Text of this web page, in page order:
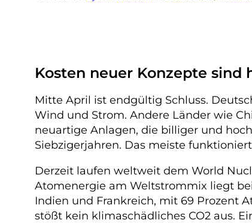
Kosten neuer Konzepte
Mitte April ist endgültig Schluss.
Wind und Strom. Andere Länder wie
neuartige Anlagen, die billiger und
Siebzigerjahren. Das meiste
Derzeit laufen weltweit dem World
Atomenergie am Weltstrommix liegt
Indien und Frankreich, mit 69 Prozent
stößt kein klimaschädliches CO2 aus.